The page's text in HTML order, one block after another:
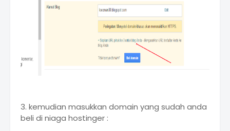
3. kemudian masukkan domain yang sudah anda
beli di niaga hostinger :